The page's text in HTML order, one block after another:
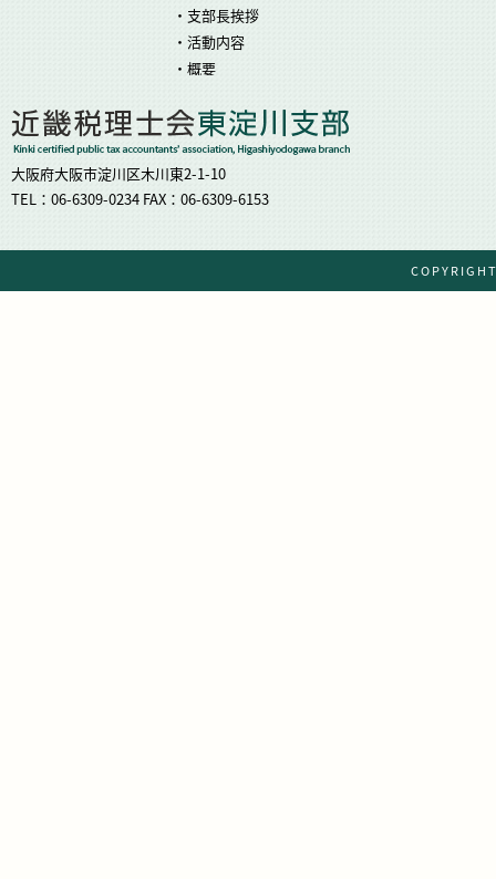
・支部長挨拶
・活動内容
・概要
大阪府大阪市淀川区木川東2-1-10
TEL：06-6309-0234 FAX：06-6309-6153